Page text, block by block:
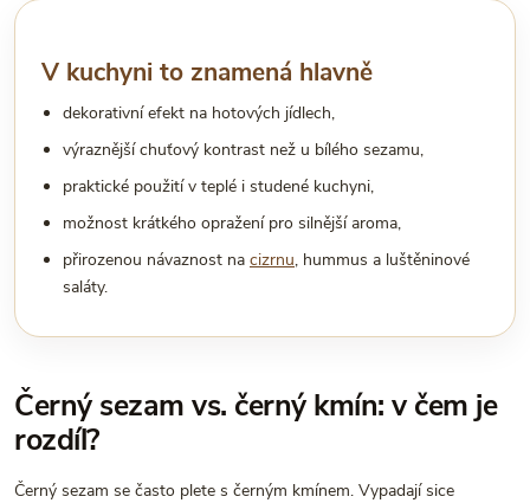
V kuchyni to znamená hlavně
dekorativní efekt na hotových jídlech,
výraznější chuťový kontrast než u bílého sezamu,
praktické použití v teplé i studené kuchyni,
možnost krátkého opražení pro silnější aroma,
přirozenou návaznost na cizrnu, hummus a luštěninové
saláty.
Černý sezam vs. černý kmín: v čem je
rozdíl?
Černý sezam se často plete s černým kmínem. Vypadají sice